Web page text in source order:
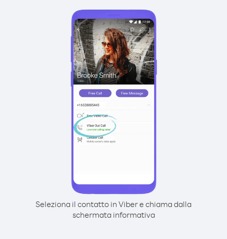
Seleziona il contatto in Viber e chiama dalla
schermata informativa